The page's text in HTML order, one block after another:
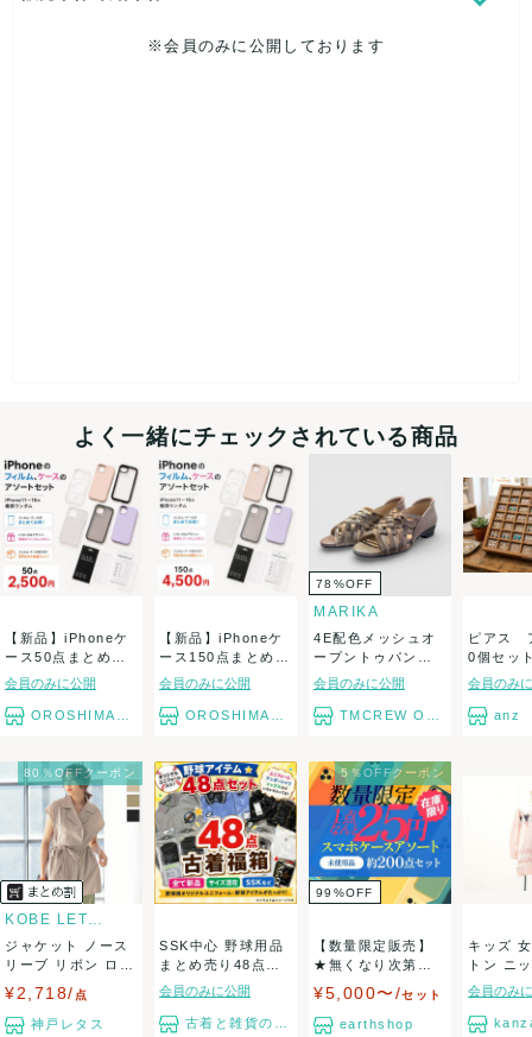
※会員のみに公開しております
よく一緒にチェックされている商品
【新品】iPhoneケ
ース50点まとめ売
り (1点...
会員のみに公開
OROSHIMARU
【新品】iPhoneケ
ース150点まとめ売
り (1...
会員のみに公開
OROSHIMARU
78 %OFF
MARIKA
4E配色メッシュオ
ープントゥパンプ
ス
会員のみに公開
TMCREW OUTLET
ピアス
0個セッ
大量セ
会員のみ
anz
80％OFFクーポン
KOBE LETTUCE
ジャケット ノース
リーブ リボン ロン
グジャケット...
¥2,718/ 点
神戸レタス
SSK中心 野球用品
まとめ売り48点セ
ット 新品 ...
会員のみに公開
古着と雑貨のスタート
5％OFFクーポン
99 %OFF
【数量限定販売】
★無くなり次第終
了★200点セット...
¥5,000〜/セット
earthshop
キッズ
トン ニ
ース 膝
会員のみ